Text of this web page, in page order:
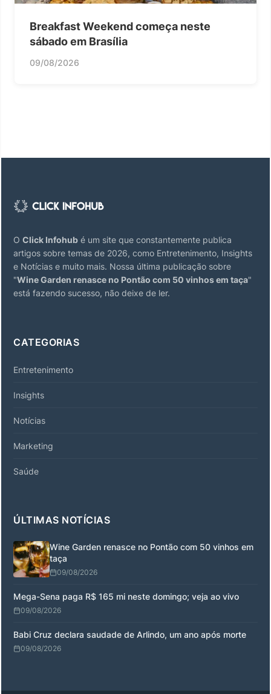
Breakfast Weekend começa neste
sábado em Brasília
09/08/2026
O Click Infohub é um site que constantemente publica
artigos sobre temas de 2026, como Entretenimento, Insights
e Notícias e muito mais. Nossa última publicação sobre
"Wine Garden renasce no Pontão com 50 vinhos em taça"
está fazendo sucesso, não deixe de ler.
CATEGORIAS
Entretenimento
Insights
Notícias
Marketing
Saúde
ÚLTIMAS NOTÍCIAS
Wine Garden renasce no Pontão com 50 vinhos em
taça
09/08/2026
Mega-Sena paga R$ 165 mi neste domingo; veja ao vivo
09/08/2026
Babi Cruz declara saudade de Arlindo, um ano após morte
09/08/2026